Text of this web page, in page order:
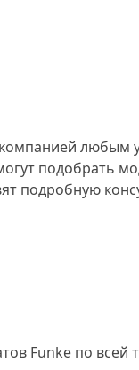
подобрать
подробную
Funke по всей